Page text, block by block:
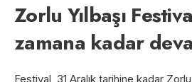
Zorlu Yılbaşı
zamana kadar
Festival, 31 Aralık tarihine kadar